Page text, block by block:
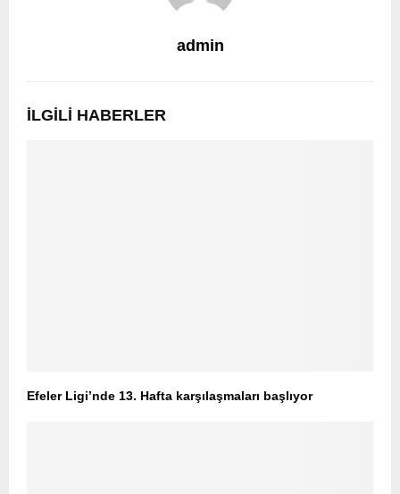
admin
İLGILI HABERLER
Efeler Ligi’nde 13. Hafta karşılaşmaları başlıyor